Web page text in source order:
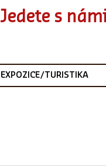
Jedete s
EXPOZICE/TURISTIKA